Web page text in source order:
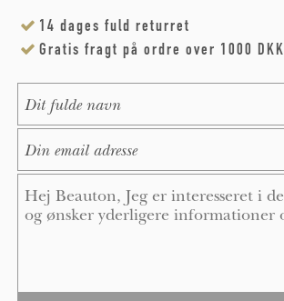
14 dages fuld returret
Gratis fragt på ordre over 1000 DKK